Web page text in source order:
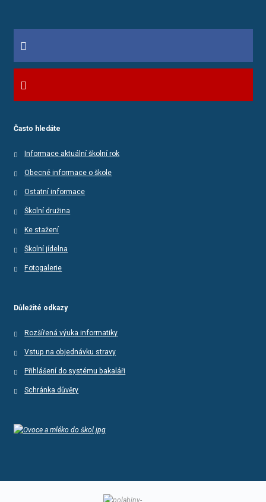
Často hledáte
Informace aktuální školní rok
Obecné informace o škole
Ostatní informace
Školní družina
Ke stažení
Školní jídelna
Fotogalerie
Důležité odkazy
Rozšířená výuka informatiky
Vstup na objednávku stravy
Přihlášení do systému bakaláři
Schránka důvěry